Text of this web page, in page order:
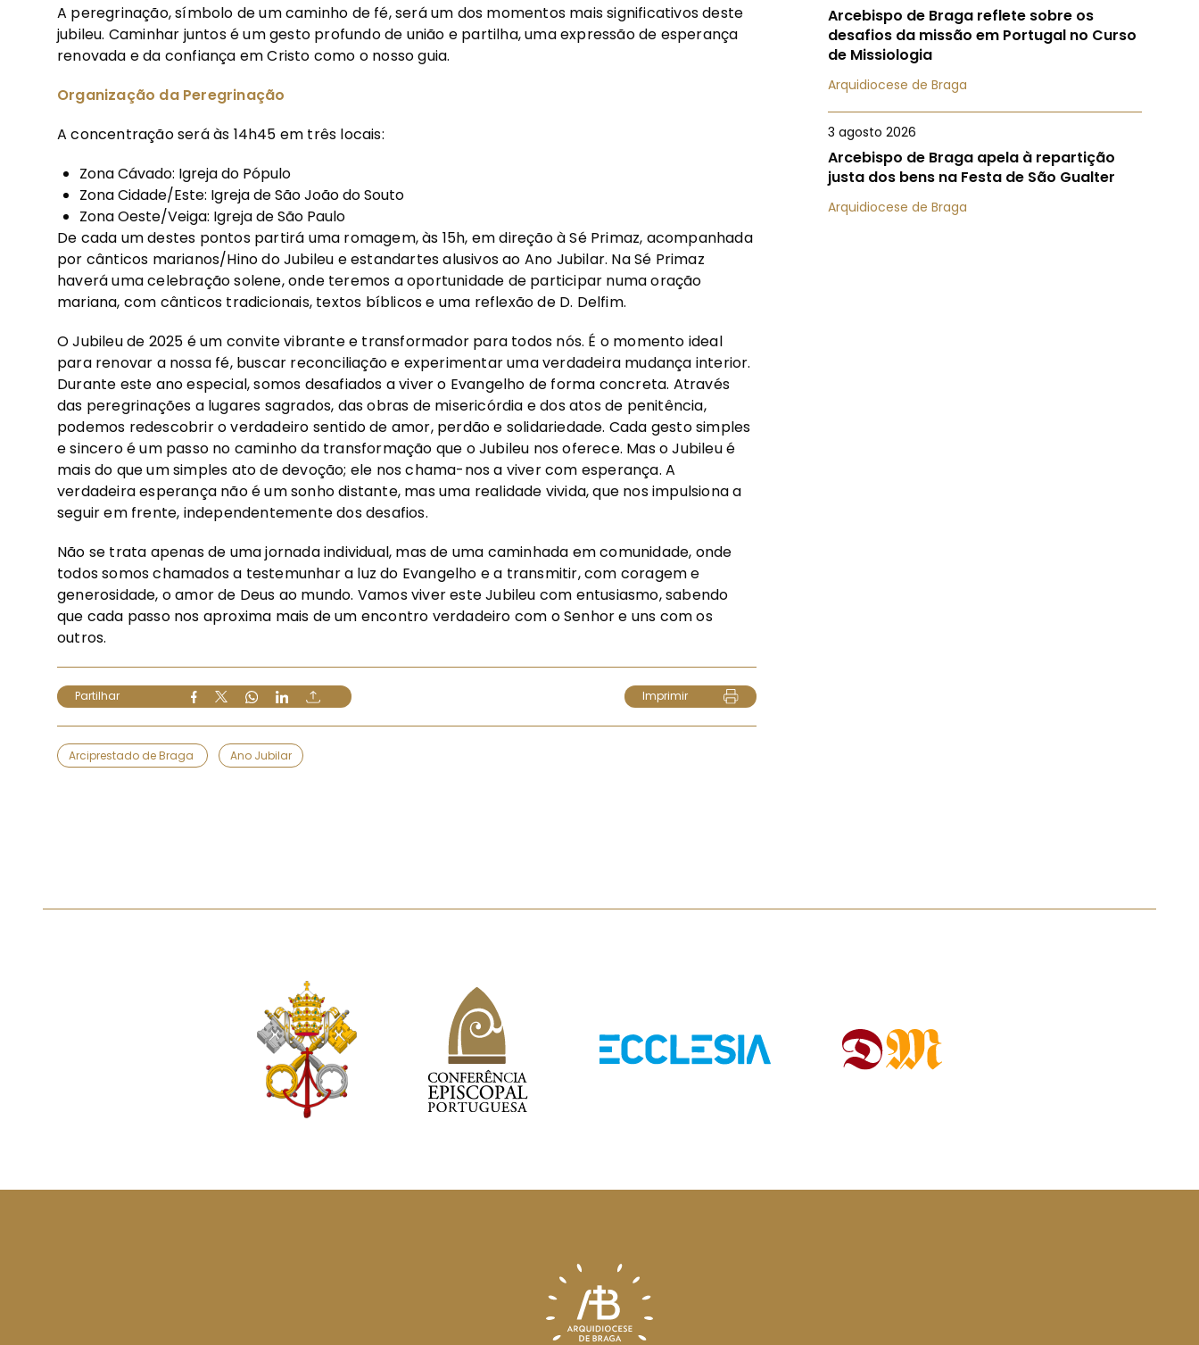
A peregrinação, símbolo de um caminho de fé, será um dos momentos mais significativos deste
jubileu. Caminhar juntos é um gesto profundo de união e partilha, uma expressão de esperança
renovada e da confiança em Cristo como o nosso guia.
Organização da Peregrinação
A concentração será às 14h45 em três locais:
Zona Cávado: Igreja do Pópulo
Zona Cidade/Este: Igreja de São João do Souto
Zona Oeste/Veiga: Igreja de São Paulo
De cada um destes pontos partirá uma romagem, às 15h, em direção à Sé Primaz, acompanhada
por cânticos marianos/Hino do Jubileu e estandartes alusivos ao Ano Jubilar. Na Sé Primaz
haverá uma celebração solene, onde teremos a oportunidade de participar numa oração
mariana, com cânticos tradicionais, textos bíblicos e uma reflexão de D. Delfim.
O Jubileu de 2025 é um convite vibrante e transformador para todos nós. É o momento ideal
para renovar a nossa fé, buscar reconciliação e experimentar uma verdadeira mudança interior.
Durante este ano especial, somos desafiados a viver o Evangelho de forma concreta. Através
das peregrinações a lugares sagrados, das obras de misericórdia e dos atos de penitência,
podemos redescobrir o verdadeiro sentido de amor, perdão e solidariedade. Cada gesto simples
e sincero é um passo no caminho da transformação que o Jubileu nos oferece. Mas o Jubileu é
mais do que um simples ato de devoção; ele nos chama-nos a viver com esperança. A
verdadeira esperança não é um sonho distante, mas uma realidade vivida, que nos impulsiona a
seguir em frente, independentemente dos desafios.
Não se trata apenas de uma jornada individual, mas de uma caminhada em comunidade, onde
todos somos chamados a testemunhar a luz do Evangelho e a transmitir, com coragem e
generosidade, o amor de Deus ao mundo. Vamos viver este Jubileu com entusiasmo, sabendo
que cada passo nos aproxima mais de um encontro verdadeiro com o Senhor e uns com os
outros.
Partilhar Imprimir
Arciprestado de Braga Ano Jubilar
Arcebispo de Braga reflete sobre os
desafios da missão em Portugal no Curso
de Missiologia
Arquidiocese de Braga
3 agosto 2026
Arcebispo de Braga apela à repartição
justa dos bens na Festa de São Gualter
Arquidiocese de Braga